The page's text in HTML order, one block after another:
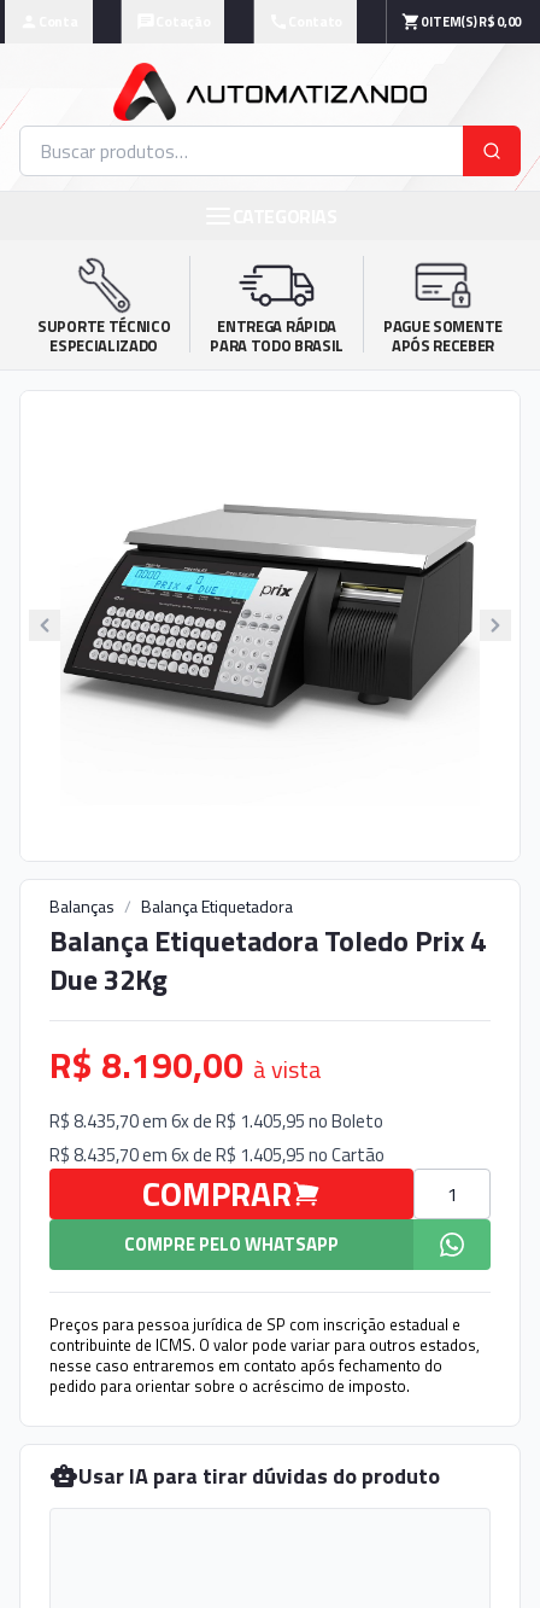
0ITEM(S)R$ 0,00
SUPORTE TÉCNICO
ESPECIALIZADO
ENTREGA RÁPIDA
PARA TODO BRASIL
PAGUE SOMENTE
APÓS RECEBER
Balanças / Balança Etiquetadora
Balança Etiquetadora Toledo Prix 4
Due 32Kg
R$ 8.190,00 à vista
R$ 8.435,70 em 6x de R$ 1.405,95 noBoleto
R$ 8.435,70 em 6x de R$ 1.405,95 noCartão
COMPRAR
Quantidade
COMPRE PELO WHATSAPP
Preços para pessoa jurídica de SP com inscrição estadual e
contribuinte de ICMS. O valor pode variar para outros estados,
nesse caso entraremos em contato após fechamento do
pedido para orientar sobre o acréscimo de imposto.
Usar IA para tirar dúvidas do produto